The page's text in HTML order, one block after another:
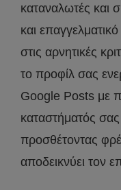
καταναλωτές και
και
στις αρνητικές
το προφίλ σας
Google Posts με
καταστήματός
προσθέτοντας
αποδεικνύει τον